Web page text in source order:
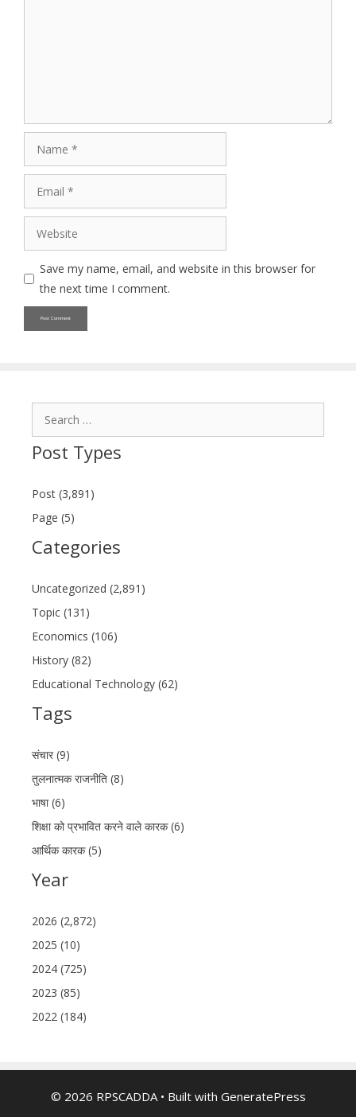
Website
Save my name, email, and website in this browser for
the next time I comment.
Post Types
Post (3,891)
Page (5)
Categories
Uncategorized (2,891)
Topic (131)
Economics (106)
History (82)
Educational Technology (62)
Tags
संचार (9)
तुलनात्मक राजनीति (8)
भाषा (6)
शिक्षा को प्रभावित करने वाले कारक (6)
आर्थिक कारक (5)
Year
2026 (2,872)
2025 (10)
2024 (725)
2023 (85)
2022 (184)
© 2026 RPSCADDA• Built with GeneratePress